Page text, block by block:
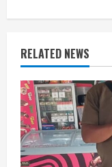
i
n
u
e
R
e
RELATED NEWS